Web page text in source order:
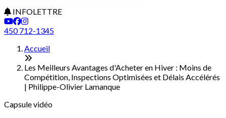
INFOLETTRE
450 712-1345
Accueil
Les Meilleurs Avantages d'Acheter en Hiver : Moins de
Compétition, Inspections Optimisées et Délais Accélérés
| Philippe-Olivier Lamanque
Capsule vidéo